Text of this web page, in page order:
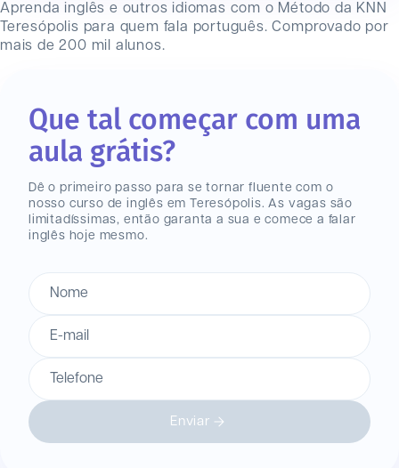
Aprenda inglês e outros idiomas com o Método da KNN
Teresópolis para quem fala português. Comprovado por
mais de 200 mil alunos.
Que tal começar com uma
aula grátis?
Dê o primeiro passo para se tornar fluente com o
nosso curso de inglês em Teresópolis. As vagas são
limitadíssimas, então garanta a sua e comece a falar
inglês hoje mesmo.
Nome
E-mail
Telefone
Enviar